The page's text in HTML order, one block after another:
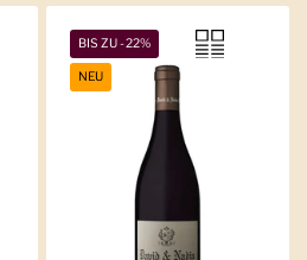
BIS ZU -22%
NEU